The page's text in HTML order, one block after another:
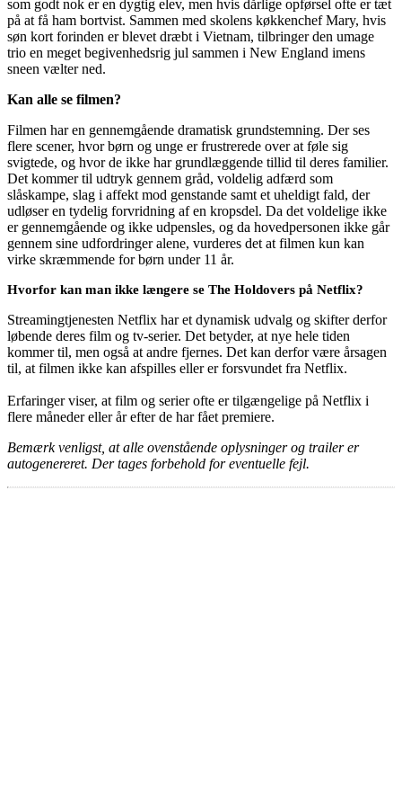
som godt nok er en dygtig elev, men hvis dårlige opførsel ofte er tæt
på at få ham bortvist. Sammen med skolens køkkenchef Mary, hvis
søn kort forinden er blevet dræbt i Vietnam, tilbringer den umage
trio en meget begivenhedsrig jul sammen i New England imens
sneen vælter ned.
Kan alle se filmen?
Filmen har en gennemgående dramatisk grundstemning. Der ses
flere scener, hvor børn og unge er frustrerede over at føle sig
svigtede, og hvor de ikke har grundlæggende tillid til deres familier.
Det kommer til udtryk gennem gråd, voldelig adfærd som
slåskampe, slag i affekt mod genstande samt et uheldigt fald, der
udløser en tydelig forvridning af en kropsdel. Da det voldelige ikke
er gennemgående og ikke udpensles, og da hovedpersonen ikke går
gennem sine udfordringer alene, vurderes det at filmen kun kan
virke skræmmende for børn under 11 år.
Hvorfor kan man ikke længere se The Holdovers på Netflix?
Streamingtjenesten Netflix har et dynamisk udvalg og skifter derfor
løbende deres film og tv-serier. Det betyder, at nye hele tiden
kommer til, men også at andre fjernes. Det kan derfor være årsagen
til, at filmen ikke kan afspilles eller er forsvundet fra Netflix.
Erfaringer viser, at film og serier ofte er tilgængelige på Netflix i
flere måneder eller år efter de har fået premiere.
Bemærk venligst, at alle ovenstående oplysninger og trailer er
autogenereret. Der tages forbehold for eventuelle fejl.